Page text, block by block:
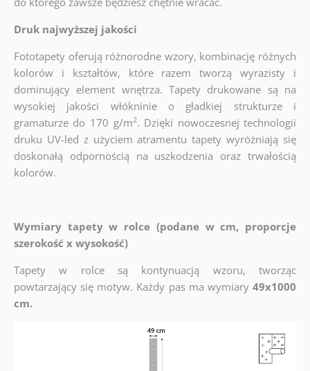
Druk najwyższej jakości
Fototapety oferują różnorodne wzory, kombinację różnych
kolorów i kształtów, które razem tworzą wyrazisty i
dominujący element wnętrza. Tapety drukowane są na
wysokiej jakości włókninie o gładkiej strukturze i
gramaturze do 170 g/m2. Dzięki nowoczesnej technologii
druku UV-led z użyciem atramentu tapety wyróżniają się
doskonałą odpornością na uszkodzenia oraz trwałością
kolorów.
Wymiary tapety w rolce (podane w cm, proporcje
szerokość x wysokość)
Tapety w rolce są kontynuacją wzoru, tworząc
powtarzający się motyw. Każdy pas ma wymiary49x1000
cm.